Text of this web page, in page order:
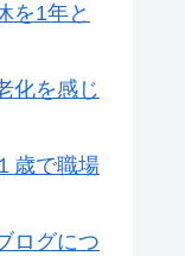
を1年と
化を感じ
歳で職場
ログにつ